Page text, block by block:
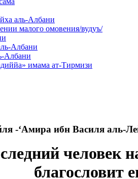
аль-Албани
малого омовения/вудуъ/
Албани
Албани
имама ат-Тирмизи
-‘Амира ибн Василя аль-
человек
благословит